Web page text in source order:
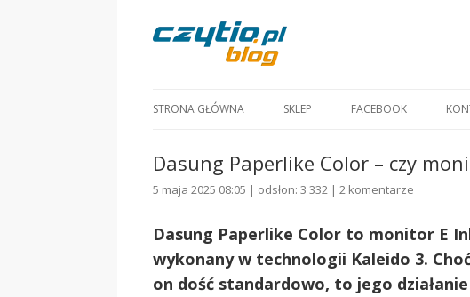
STRONA GŁÓWNA SKLEP FACEBOOK
Dasung Paperlike Color – czy
5 maja 2025 08:05 | odsłon: 3 332 | 2 komentarze
Dasung Paperlike Color to monitor E
wykonany w technologii Kaleido 3.
on dość standardowo, to jego